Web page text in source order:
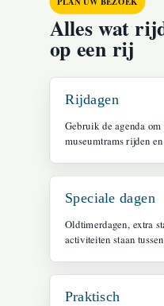
Alles wat
op een rij
Rijdagen
Gebruik de agenda
museumtrams rijden
Speciale dagen
Oldtimerdagen, extra
activiteiten staan
Praktisch